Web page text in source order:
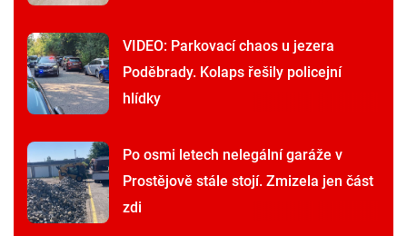
VIDEO: Parkovací chaos u jezera
Poděbrady. Kolaps řešily policejní
hlídky
Po osmi letech nelegální garáže v
Prostějově stále stojí. Zmizela jen část
zdi